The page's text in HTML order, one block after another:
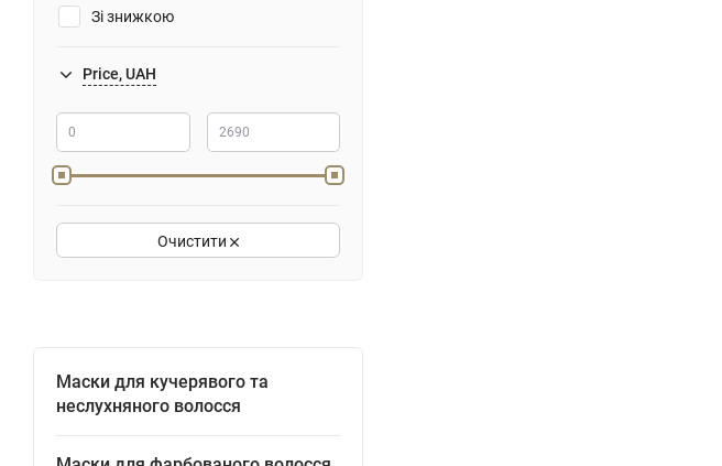
Зі знижкою
Price, UAH
Очистити
Маски для кучерявого та
неслухняного волосся